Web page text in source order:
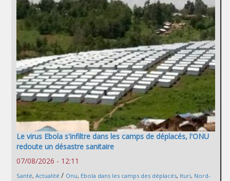
Le virus Ebola s'infiltre dans les camps de déplacés, l'ONU
redoute un désastre sanitaire
07/08/2026 - 12:11
Santé, Actualité / Onu, Ebola dans les camps des déplacés, Ituri, Nord-